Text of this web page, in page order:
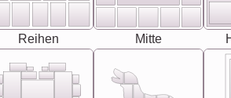
Reihen Mitte